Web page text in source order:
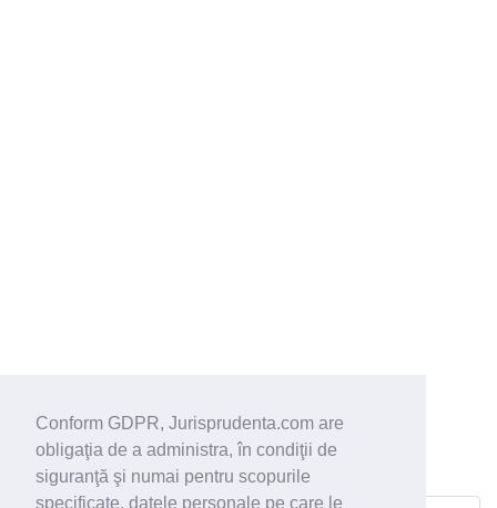
Conform GDPR, Jurisprudenta.com are
obligaţia de a administra, în condiţii de
siguranţă şi numai pentru scopurile
specificate, datele personale pe care le